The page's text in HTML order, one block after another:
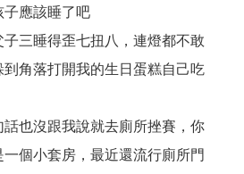
應該睡了吧
三睡得歪七扭八，連燈都不敢
角落打開我的生日蛋糕自己吃
也沒跟我說就去廁所挫賽，你
個小套房，最近還流行廁所門